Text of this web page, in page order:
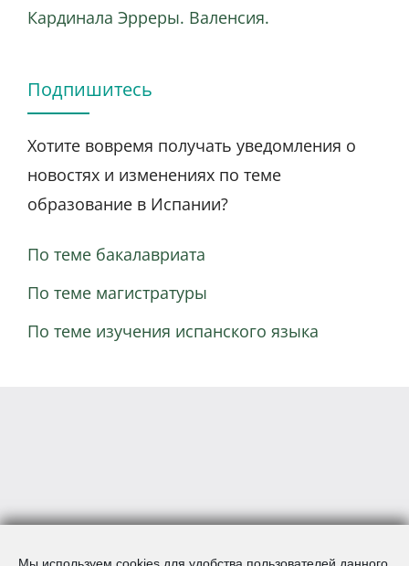
Кардинала Эрреры. Валенсия.
Подпишитесь
Хотите вовремя получать уведомления о
новостях и изменениях по теме
образование в Испании?
По теме бакалавриата
По теме магистратуры
По теме изучения испанского языка